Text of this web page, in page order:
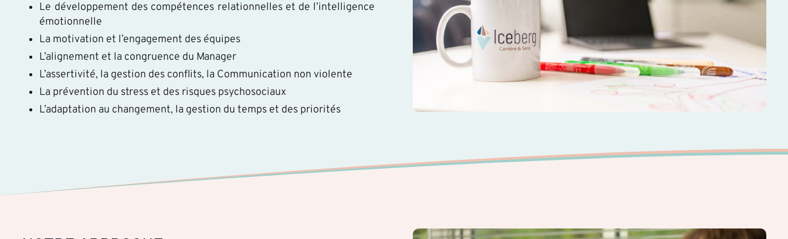
Le développement des compétences relationnelles et de l’intelligence
émotionnelle
La motivation et l’engagement des équipes
L’alignement et la congruence du Manager
L’assertivité, la gestion des conflits, la Communication non violente
La prévention du stress et des risques psychosociaux
L’adaptation au changement, la gestion du temps et des priorités